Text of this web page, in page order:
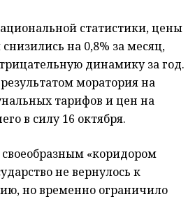
статистики, цены
на 0,8% за месяц,
динамику за год.
моратория на
тарифов и цен на
в силу 16 октября.
«коридором
не вернулось к
но временно ограничило